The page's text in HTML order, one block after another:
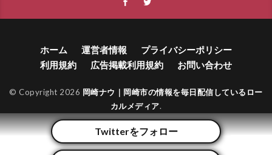
Twitterをフォロー
ホーム 運営者情報
プライバシーポリシー
利用規約
広告掲載利用規約 お問い合わせ
© Copyright 2026 岡崎ナウ｜岡崎市の情報を毎日配信しているロー
カルメディア.